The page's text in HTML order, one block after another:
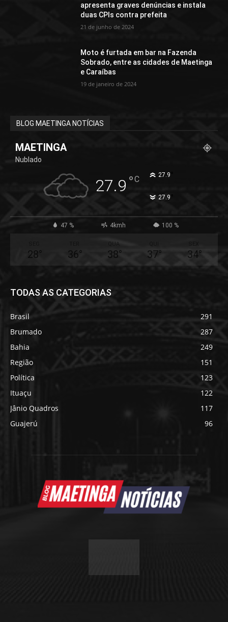
apresenta graves denúncias e instala
duas CPIs contra prefeita
21 de junho de 2024
Moto é furtada em bar na Fazenda
Sobrado, entre as cidades de Maetinga
e Caraíbas
19 de janeiro de 2024
BLOG MAETINGA NOTÍCIAS
MAETINGA
Nublado
27.9 °C 27.9
27.9
47 % 4kmh 100 %
28° 36°
QUA
38° 37° 34°
TODAS AS CATEGORIAS
Brasil
291
Brumado
287
Bahia
249
Região
151
Política
123
Ituaçu
122
Jânio Quadros
117
Guajerú
96